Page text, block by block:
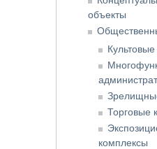
объекты
Торговые
комплексы